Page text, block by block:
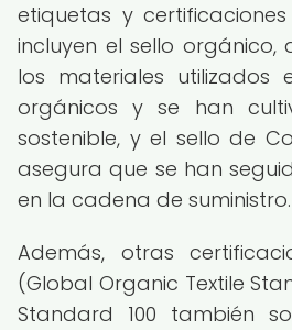
etiquetas y
incluyen el sello
los materiales utilizados
orgánicos y se han
sostenible, y el sello de
asegura que se han
en la cadena de suministro.
Además, otras
(Global Organic Textile
Standard 100 también